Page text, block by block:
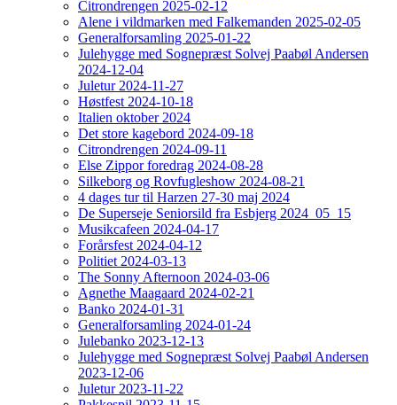
Citrondrengen 2025-02-12
Alene i vildmarken med Falkemanden 2025-02-05
Generalforsamling 2025-01-22
Julehygge med Sognepræst Solvej Paabøl Andersen
2024-12-04
Juletur 2024-11-27
Høstfest 2024-10-18
Italien oktober 2024
Det store kagebord 2024-09-18
Citrondrengen 2024-09-11
Else Zippor foredrag 2024-08-28
Silkeborg og Rovfugleshow 2024-08-21
4 dages tur til Harzen 27-30 maj 2024
De Superseje Seniorsild fra Esbjerg 2024_05_15
Musikcafeen 2024-04-17
Forårsfest 2024-04-12
Politiet 2024-03-13
The Sonny Afternoon 2024-03-06
Agnethe Maagaard 2024-02-21
Banko 2024-01-31
Generalforsamling 2024-01-24
Julebanko 2023-12-13
Julehygge med Sognepræst Solvej Paabøl Andersen
2023-12-06
Juletur 2023-11-22